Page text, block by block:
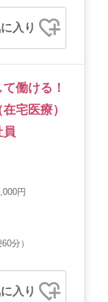
入り
働ける！
宅医療）
円
分）
入り